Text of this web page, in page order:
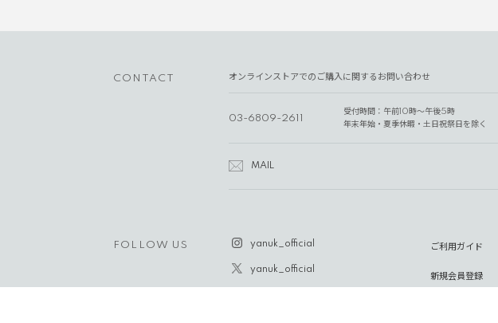
CONTACT オンラインストアでのご購入に関するお問い合わせ
03-6809-2611
受付時間：午前10時～午後5時
年末年始・夏季休暇・土日祝祭日を除く
MAIL
FOLLOW US yanuk_official
yanuk_official
ご利用ガイド
新規会員登録